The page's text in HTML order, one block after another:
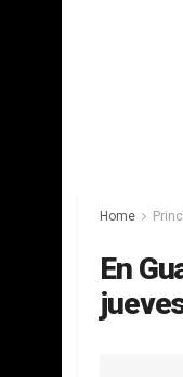
Home
En